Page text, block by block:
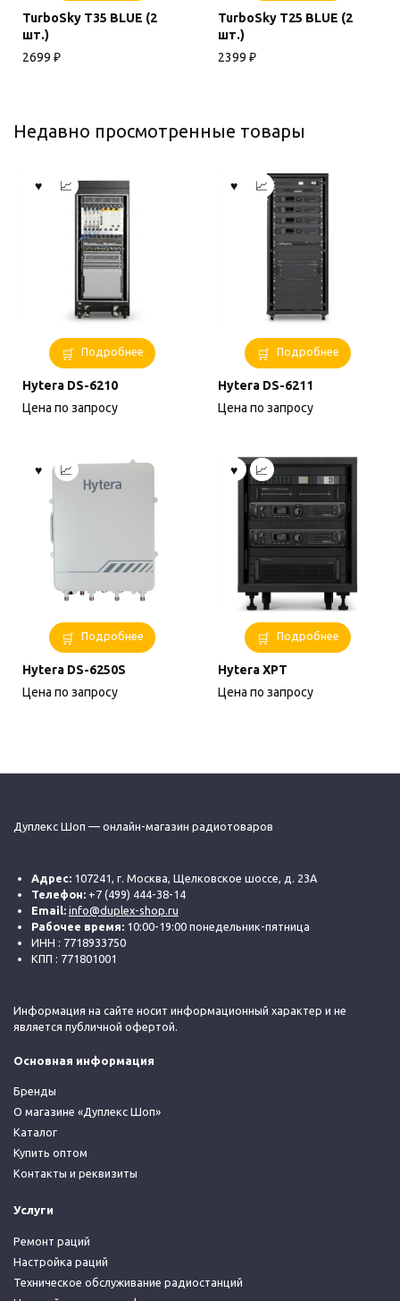
TurboSky T35 BLUE (2
шт.)
2699 ₽
TurboSky T25 BLUE (2
шт.)
2399 ₽
Недавно просмотренные товары
Подробнее
Hytera DS-6210
Цена по запросу
Подробнее
Hytera DS-6211
Цена по запросу
Подробнее
Hytera DS-6250S
Цена по запросу
Подробнее
Hytera XPT
Цена по запросу
Дуплекс Шоп — онлайн-магазин радиотоваров
Адрес: 107241, г. Москва, Щелковское шоссе, д. 23А
Телефон: +7 (499) 444-38-14
Email: info@duplex-shop.ru
Рабочее время: 10:00-19:00 понедельник-пятница
ИНН : 7718933750
КПП : 771801001
Информация на сайте носит информационный характер и не
является публичной офертой.
Основная информация
Бренды
О магазине «Дуплекс Шоп»
Каталог
Купить оптом
Контакты и реквизиты
Услуги
Ремонт раций
Настройка раций
Техническое обслуживание радиостанций